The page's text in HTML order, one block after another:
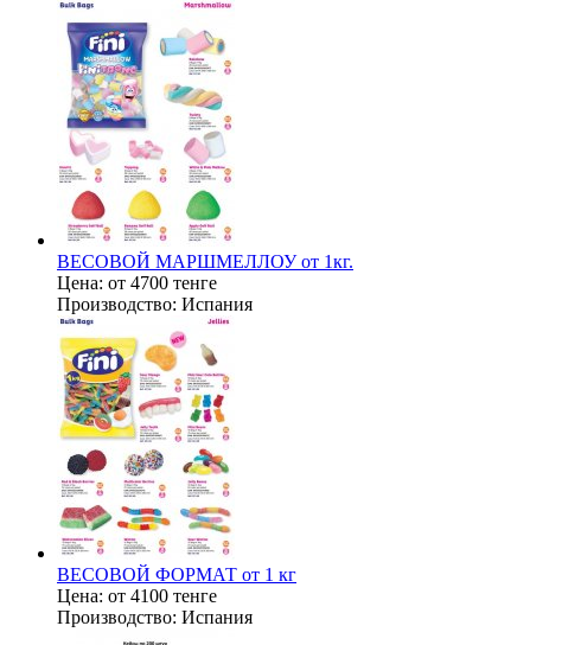
ВЕСОВОЙ МАРШМЕЛЛОУ от 1кг.
Цена: от 4700 тенге
Производство: Испания
ВЕСОВОЙ ФОРМАТ от 1 кг
Цена: от 4100 тенге
Производство: Испания